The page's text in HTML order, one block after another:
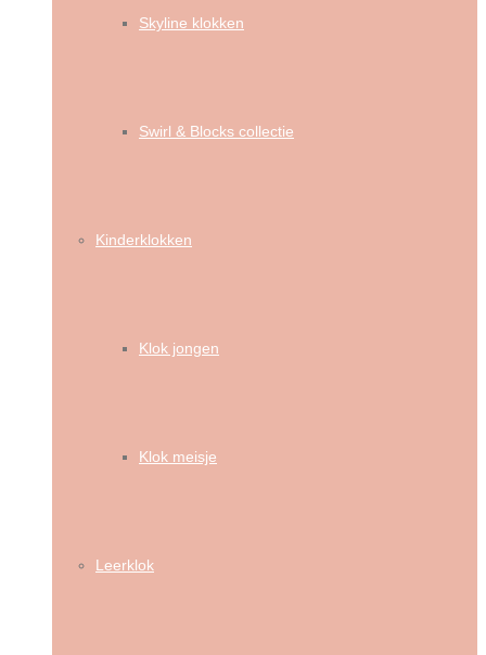
Skyline klokken
Swirl & Blocks collectie
Kinderklokken
Klok jongen
Klok meisje
Leerklok